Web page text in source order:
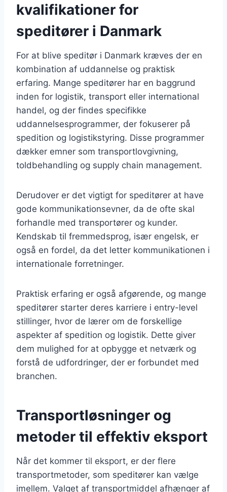
kvalifikationer for
speditører i Danmark
For at blive speditør i Danmark kræves der en
kombination af uddannelse og praktisk
erfaring. Mange speditører har en baggrund
inden for logistik, transport eller international
handel, og der findes specifikke
uddannelsesprogrammer, der fokuserer på
spedition og logistikstyring. Disse programmer
dækker emner som transportlovgivning,
toldbehandling og supply chain management.
Derudover er det vigtigt for speditører at have
gode kommunikationsevner, da de ofte skal
forhandle med transportører og kunder.
Kendskab til fremmedsprog, især engelsk, er
også en fordel, da det letter kommunikationen i
internationale forretninger.
Praktisk erfaring er også afgørende, og mange
speditører starter deres karriere i entry-level
stillinger, hvor de lærer om de forskellige
aspekter af spedition og logistik. Dette giver
dem mulighed for at opbygge et netværk og
forstå de udfordringer, der er forbundet med
branchen.
Transportløsninger og
metoder til effektiv eksport
Når det kommer til eksport, er der flere
transportmetoder, som speditører kan vælge
imellem. Valget af transportmiddel afhænger af